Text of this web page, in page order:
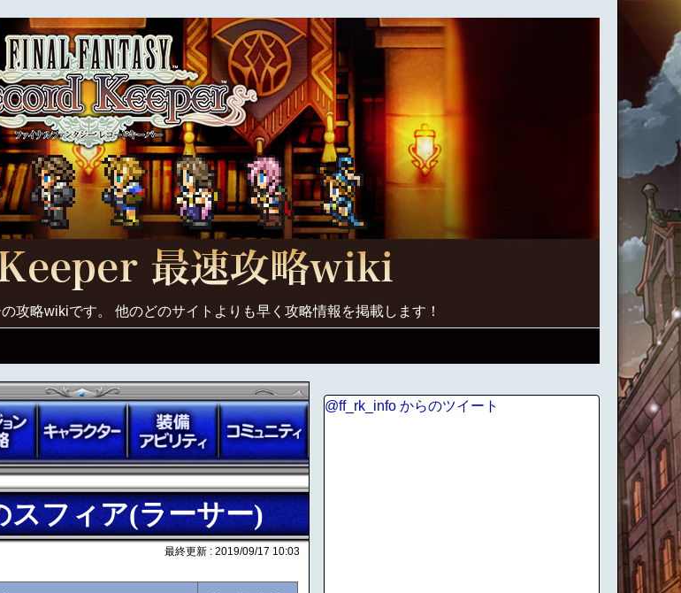
攻略wikiです。 他のどのサイトよりも早く攻略情報を掲載します！
スフィア(ラーサー)
最終更新 : 2019/09/17 10:03
@ff_rk_info からのツイート